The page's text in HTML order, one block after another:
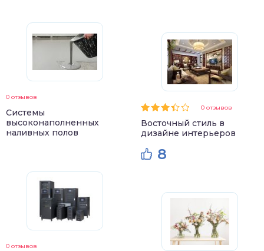
0 отзывов
Системы
высоконаполненных
наливных полов
0 отзывов
0 отзывов
Восточный стиль в
дизайне интерьеров
8